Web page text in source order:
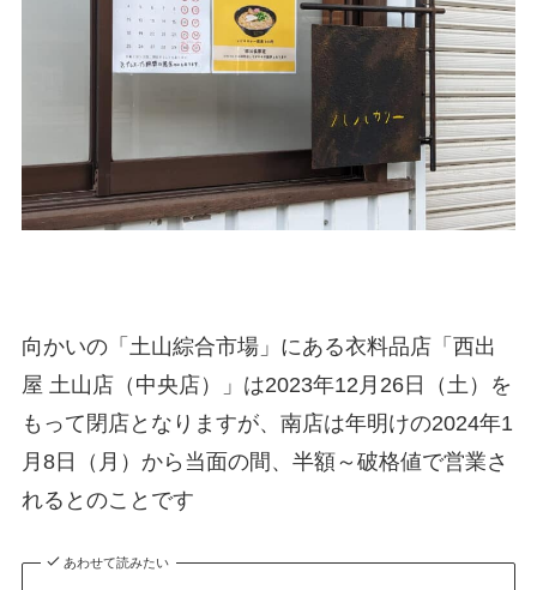
向かいの「土山綜合市場」にある衣料品店「西出
屋 土山店（中央店）」は2023年12月26日（土）を
もって閉店となりますが、南店は年明けの2024年1
月8日（月）から当面の間、半額～破格値で営業さ
れるとのことです
あわせて読みたい